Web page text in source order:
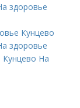
здоровье
Кунцево
здоровье
Кунцево На